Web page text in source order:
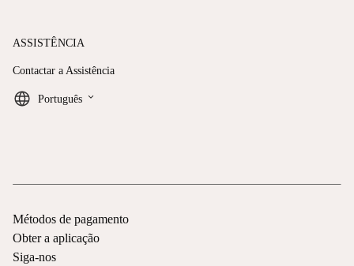
ASSISTÊNCIA
Contactar a Assistência
Português keyboard_arrow_down
Métodos de pagamento
Obter a aplicação
Siga-nos